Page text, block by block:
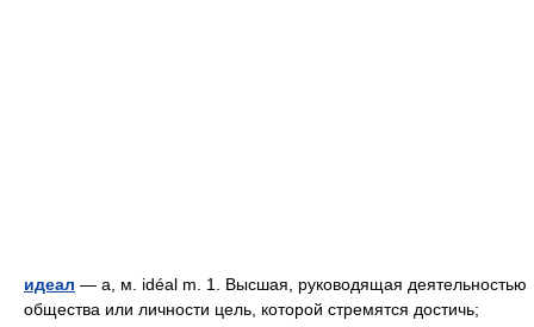
идеал — а, м. idéal m. 1. Высшая, руководящая деятельностью
общества или личности цель, которой стремятся достичь;